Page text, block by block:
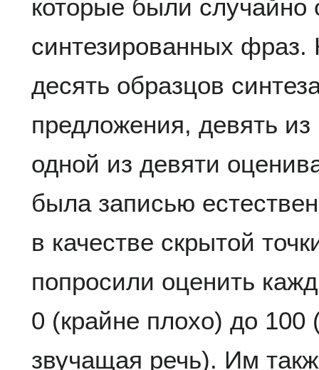
которые были случайно
синтезированных
десять образцов
предложения, девять
одной из девяти
была записью
в качестве скрытой
попросили оценить
0 (крайне плохо) до 100
звучащая речь). Им